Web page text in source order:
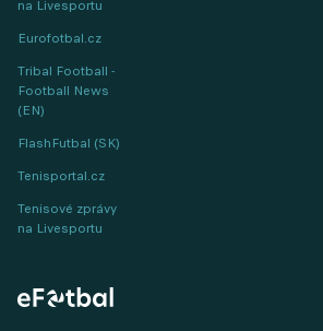
na Livesportu
Eurofotbal.cz
Tribal Football -
Football News
(EN)
FlashFutbal (SK)
Tenisportal.cz
Tenisové zprávy
na Livesportu